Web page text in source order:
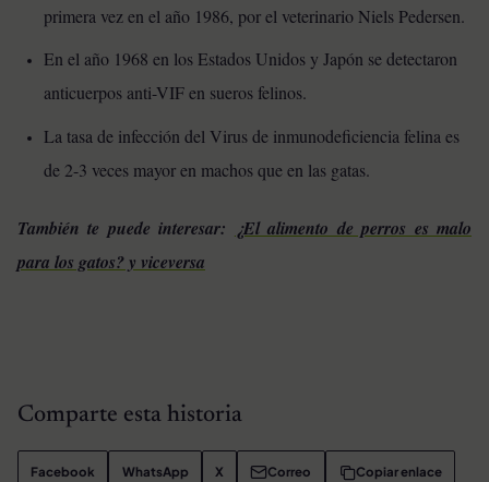
primera vez en el año 1986, por el veterinario Niels Pedersen.
En el año 1968 en los Estados Unidos y Japón se detectaron
anticuerpos anti-VIF en sueros felinos.
La tasa de infección del Virus de inmunodeficiencia felina es
de 2-3 veces mayor en machos que en las gatas.
También te puede interesar: ¿El alimento de perros es malo
para los gatos? y viceversa
Comparte esta historia
Facebook WhatsApp X Correo Copiar enlace